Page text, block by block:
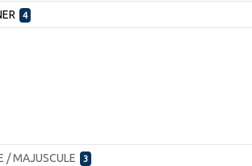
4
/ MAJUSCULE 3